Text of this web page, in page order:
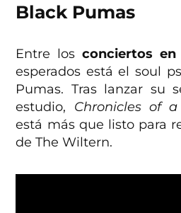
Black Pumas
Entre los conciertos en
esperados está el soul
Pumas. Tras lanzar su
estudio, Chronicles of
está más que listo para
de The Wiltern.